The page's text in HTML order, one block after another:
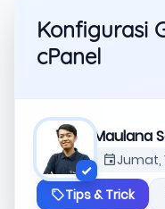
Konfigurasi
cPanel
Maulana
Jumat,
Tips & Trick